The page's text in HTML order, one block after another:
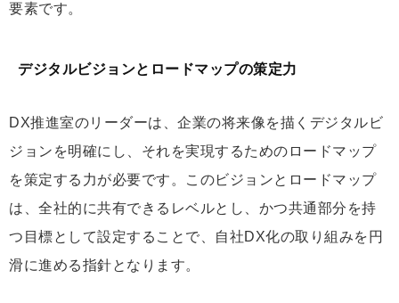
要素です。
デジタルビジョンとロードマップの策定力
DX推進室のリーダーは、企業の将来像を描くデジタルビ
ジョンを明確にし、それを実現するためのロードマップ
を策定する力が必要です。このビジョンとロードマップ
は、全社的に共有できるレベルとし、かつ共通部分を持
つ目標として設定することで、自社DX化の取り組みを円
滑に進める指針となります。